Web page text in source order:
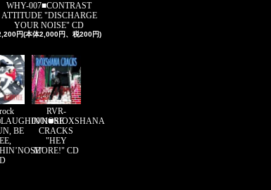
WHY-007■CONTRAST
ATTITUDE "DISCHARGE
YOUR NOISE" CD
円(本体2,000円、税200円)
BE
RVR-
0001■RIOXSHANA
CRACKS
"HEY
MORE!" CD